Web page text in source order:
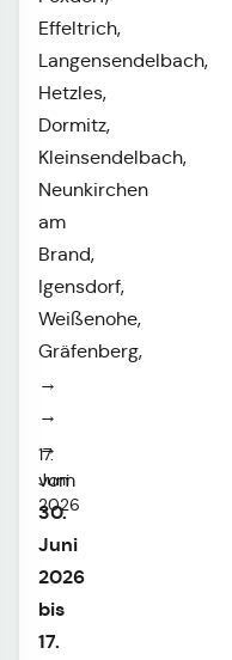
17.
Juni
2026
Effeltrich,
Langensendelbach,
Hetzles,
Dormitz,
Kleinsendelbach,
Neunkirchen
am
Brand,
Igensdorf,
Weißenohe,
Gräfenberg,
→
→
→
vom
30.
Juni
2026
bis
17.